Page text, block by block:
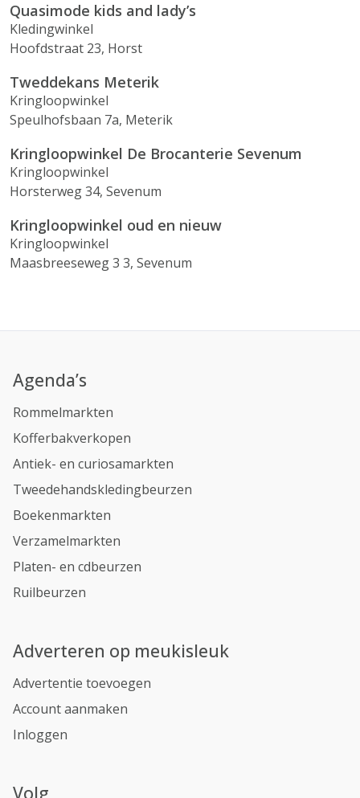
Quasimode kids and lady’s
Kledingwinkel
Hoofdstraat 23, Horst
Tweddekans Meterik
Kringloopwinkel
Speulhofsbaan 7a, Meterik
Kringloopwinkel De Brocanterie Sevenum
Kringloopwinkel
Horsterweg 34, Sevenum
Kringloopwinkel oud en nieuw
Kringloopwinkel
Maasbreeseweg 3 3, Sevenum
Agenda’s
Rommelmarkten
Kofferbakverkopen
Antiek- en curiosamarkten
Tweedehandskledingbeurzen
Boekenmarkten
Verzamelmarkten
Platen- en cdbeurzen
Ruilbeurzen
Adverteren op meukisleuk
Advertentie toevoegen
Account aanmaken
Inloggen
Volg